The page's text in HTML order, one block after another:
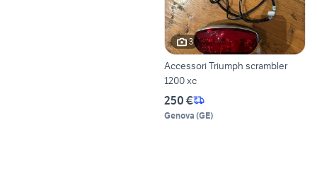
3
Accessori Triumph scrambler
1200 xc
250 €
Genova (GE)